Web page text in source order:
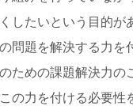
したいという目的が
問題を解決する力を
ための課題解決力の
の力を付ける必要性